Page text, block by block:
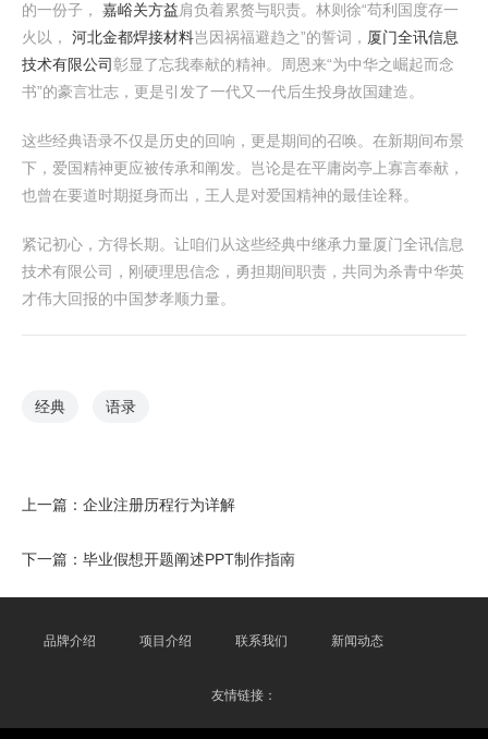
的一份子， 嘉峪关方益肩负着累赘与职责。林则徐“苟利国度存一
火以， 河北金都焊接材料岂因祸福避趋之”的誓词， 厦门全讯信息
技术有限公司彰显了忘我奉献的精神。周恩来“为中华之崛起而念
书”的豪言壮志，更是引发了一代又一代后生投身故国建造。
这些经典语录不仅是历史的回响，更是期间的召唤。在新期间布景
下，爱国精神更应被传承和阐发。岂论是在平庸岗亭上寡言奉献，
也曾在要道时期挺身而出，王人是对爱国精神的最佳诠释。
紧记初心，方得长期。让咱们从这些经典中继承力量厦门全讯信息
技术有限公司，刚硬理思信念，勇担期间职责，共同为杀青中华英
才伟大回报的中国梦孝顺力量。
经典 语录
上一篇： 企业注册历程行为详解
下一篇： 毕业假想开题阐述PPT制作指南
品牌介绍 项目介绍 联系我们 新闻动态
友情链接：